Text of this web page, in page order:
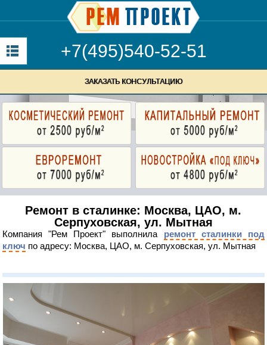
+7(495)540-52-51
ЗАКАЗАТЬ КОНСУЛЬТАЦИЮ
Ремонт в сталинке: Москва, ЦАО, м.
Серпуховская, ул. Мытная
Компания "Рем Проект" выполнила ремонт сталинки под
ключ по адресу: Москва, ЦАО, м. Серпуховская, ул. Мытная